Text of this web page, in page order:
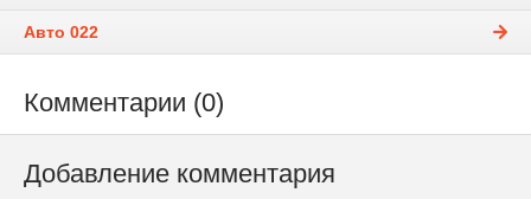
Авто 022
Комментарии (0)
Добавление комментария